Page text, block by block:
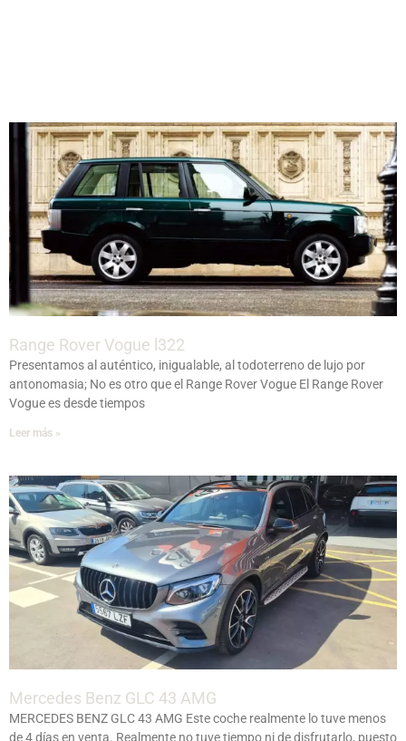
Range Rover Vogue l322
Presentamos al auténtico, inigualable, al todoterreno de lujo por
antonomasia; No es otro que el Range Rover Vogue El Range Rover
Vogue es desde tiempos
Leer más »
Mercedes Benz GLC 43 AMG
MERCEDES BENZ GLC 43 AMG Este coche realmente lo tuve menos
de 4 días en venta. Realmente no tuve tiempo ni de disfrutarlo, puesto